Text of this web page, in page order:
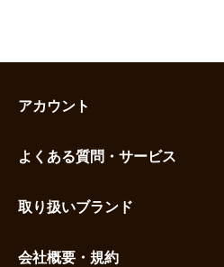
アカウント
お気に入りを見る
よくある質問・サービス
ご利用ガイド
取り扱いブランド
会社概要・規約